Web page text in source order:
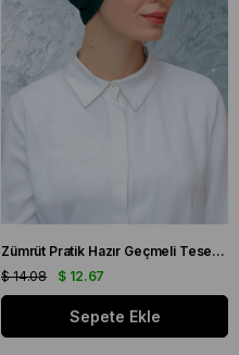
Zümrüt Pratik Hazır Geçmeli Tesettür Bone Sandy Kumaş Pullu Büzgülü 1906_37
$ 12.67
$ 14.08
Sepete Ekle